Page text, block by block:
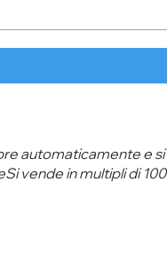
automaticamente e si
vende in multipli di 100